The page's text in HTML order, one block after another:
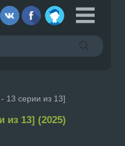
13 серии из 13]
из 13] (2025)